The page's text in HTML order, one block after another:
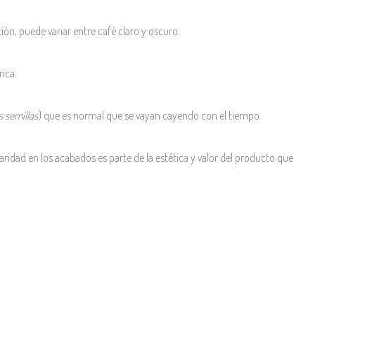
puede variar entre café claro y oscuro.
semillas) que es normal que se vayan cayendo con el tiempo.
en los acabados es parte de la estética y valor del producto que